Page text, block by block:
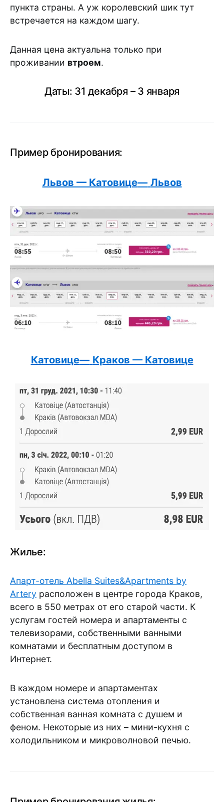
пункта страны. А уж королевский шик тут
встречается на каждом шагу.
Данная цена актуальна только при
проживании втроем.
Даты: 31 декабря – 3 января
Пример бронирования:
Львов — Катовице— Львов
Катовице— Краков — Катовице
Жилье:
Апарт-отель Abella Suites&Apartments by
Artery расположен в центре города Краков,
всего в 550 метрах от его старой части. К
услугам гостей номера и апартаменты с
телевизорами, собственными ванными
комнатами и бесплатным доступом в
Интернет.
В каждом номере и апартаментах
установлена ​​система отопления и
собственная ванная комната с душем и
феном. Некоторые из них – мини-кухня с
холодильником и микроволновой печью.